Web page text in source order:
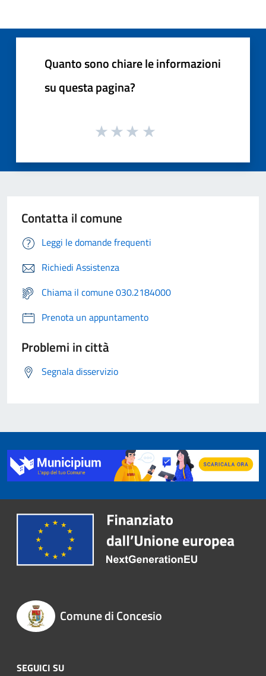
Quanto sono chiare le informazioni
su questa pagina?
Contatta il comune
Leggi le domande frequenti
Richiedi Assistenza
Chiama il comune 030.2184000
Prenota un appuntamento
Problemi in città
Segnala disservizio
Comune di Concesio
SEGUICI SU